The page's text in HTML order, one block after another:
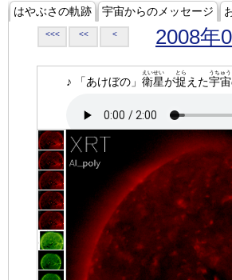
はやぶさの軌跡 宇宙からのメッセージ
<<< << < 2008年
♪ 「あけぼの」 衛星
えいせい
が捉
とら
えた宇宙
うちゅう